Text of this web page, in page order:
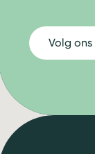
Volg ons